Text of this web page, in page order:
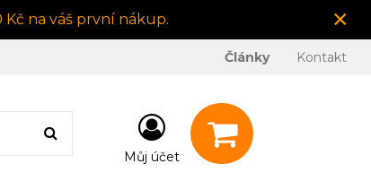
na váš první nákup. ×
Články Kontakt
Můj účet